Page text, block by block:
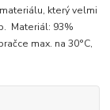
který velmi
Materiál: 93%
max. na 30°C,